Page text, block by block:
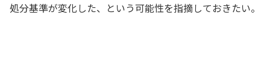
処分基準が変化した、という可能性を指摘しておきたい。